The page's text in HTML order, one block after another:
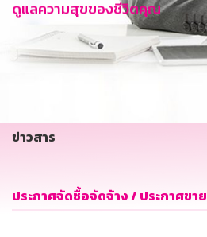
บริการทางการเงิน
อื่นๆ
ดูแลความสุขของชีวิตคุณ
ข่าวสาร
ประกาศจัดซื้อจัดจ้าง / ประกาศขาย